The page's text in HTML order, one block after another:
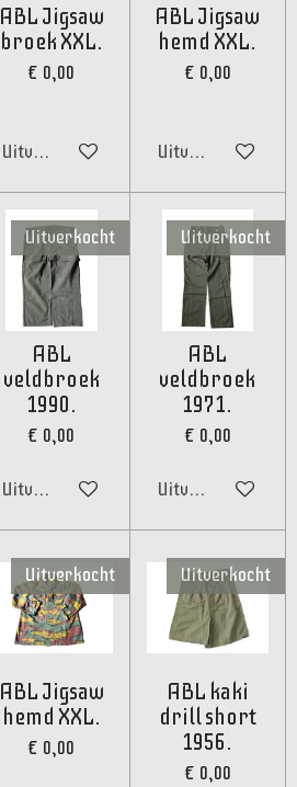
ABL Jigsaw
broek XXL.
€ 0,00
Uitverkocht
ABL Jigsaw
hemd XXL.
€ 0,00
Uitverkocht
Uitverkocht
ABL
veldbroek
1990.
€ 0,00
Uitverkocht
Uitverkocht
ABL
veldbroek
1971.
€ 0,00
Uitverkocht
Uitverkocht
ABL Jigsaw
hemd XXL.
€ 0,00
Uitverkocht
ABL kaki
drill short
1956.
€ 0,00